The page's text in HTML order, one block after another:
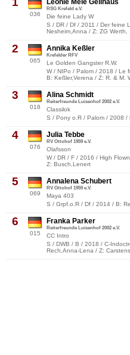
036
Leonie Mele Gellhaus
RSG Krefeld e.V.
Die feine Lady W
S / DR / Df / 2011 / Der feine
Nesheim,Anna / Z: ZG Werth,
2
065
Annika Keßler
Krefelder RFV
Le Golden Gangster R.W.
W / NIPo / Palom / 2018 / Le
B: Keßler,Verena / Z: R. & M.
3
018
Alina Schmidt
Reiterfreunde Luisenhof 2002 e.V.
Classilok
S / Pony o.R / Palom / 2008 /
4
076
Julia Tebbe
RV Ottohof 1959 e.V.
Olafsson
W / DR / F / 2016 / High
Z: Busch,Lenert
5
069
Annalena Schubert
RV Ottohof 1959 e.V.
Maya 403
S / Grpf.o.R / Df / 2014 / B:
6
015
Franka Parker
Reiterfreunde Luisenhof 2002 e.V.
CC Intro
S / DWB / B / 2018 / C-
Rech,Anna-Lena / Z: